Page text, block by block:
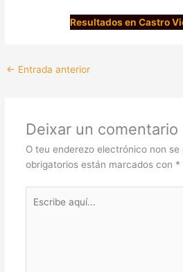
Resultados en Castro
← Entrada anterior
Deixar un comentario
O teu enderezo electrónico non se
obrigatorios están marcados con *
aquí...